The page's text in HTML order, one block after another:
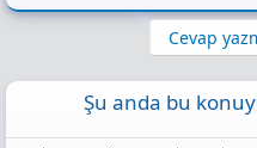
Cevap
Şu anda bu